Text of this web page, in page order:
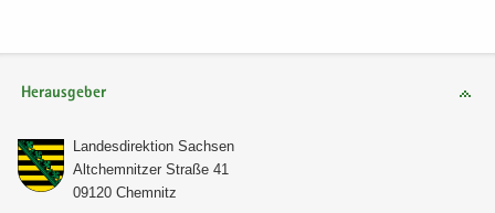
Herausgeber
Lan­des­di­rek­ti­on Sach­sen
Alt­chem­nit­zer Stra­ße 41
09120 Chem­nitz